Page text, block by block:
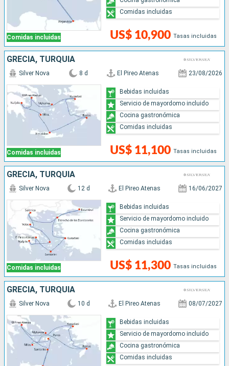
Comidas incluidas US$ 10,900 Tasas incluidas
Comidas incluidas
GRECIA, TURQUÍA
Comidas incluidas
Silver Nova 8 d El Pireo Atenas 23/08/2026
US$ 11,100 Tasas incluidas
Bebidas incluidas
Servicio de mayordomo incluido
Cocina gastronómica
Comidas incluidas
GRECIA, TURQUÍA
Comidas incluidas
Silver Nova 12 d El Pireo Atenas 16/06/2027
US$ 11,300 Tasas incluidas
Bebidas incluidas
Servicio de mayordomo incluido
Cocina gastronómica
Comidas incluidas
GRECIA, TURQUÍA
Silver Nova 10 d El Pireo Atenas 08/07/2027
Bebidas incluidas
Servicio de mayordomo incluido
Cocina gastronómica
Comidas incluidas